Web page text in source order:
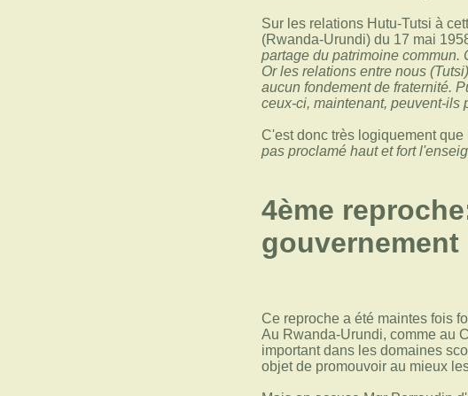
Sur les relations Hutu-Tutsi à
(Rwanda-Urundi) du 17 mai
partage du patrimoine commun.
Or les relations entre nous
aucun fondement de fraternité.
ceux-ci, maintenant, peuvent-ils
C'est donc très logiquement
pas proclamé haut et fort
4ème
gouvernement
Ce reproche a été maintes fois
Au Rwanda-Urundi, comme au
important dans les domaines
objet de promouvoir au mieux